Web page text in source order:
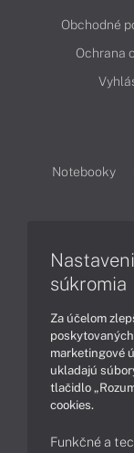
Obchodné
Ochrana
Notebooky
Ako
Podpora a
súkromia
Za účelom
marketingové
ukladajú
tlačidlo
cookies.
Funkčné a